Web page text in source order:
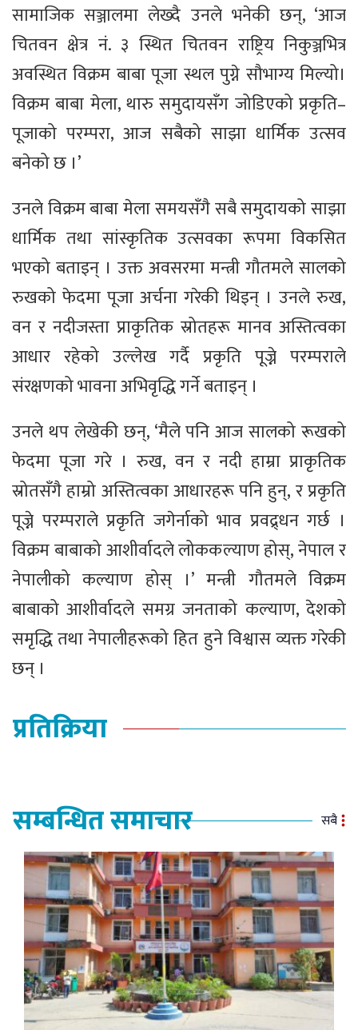
सामाजिक सञ्जालमा लेख्दै उनले भनेकी छन्, ‘आज
चितवन क्षेत्र नं. ३ स्थित चितवन राष्ट्रिय निकुञ्जभित्र
अवस्थित विक्रम बाबा पूजा स्थल पुग्ने सौभाग्य मिल्यो।
विक्रम बाबा मेला, थारु समुदायसँग जोडिएको प्रकृति–
पूजाको परम्परा, आज सबैको साझा धार्मिक उत्सव
बनेको छ ।’
उनले विक्रम बाबा मेला समयसँगै सबै समुदायको साझा
धार्मिक तथा सांस्कृतिक उत्सवका रूपमा विकसित
भएको बताइन् । उक्त अवसरमा मन्त्री गौतमले सालको
रुखको फेदमा पूजा अर्चना गरेकी थिइन् । उनले रुख,
वन र नदीजस्ता प्राकृतिक स्रोतहरू मानव अस्तित्वका
आधार रहेको उल्लेख गर्दै प्रकृति पूज्ने परम्पराले
संरक्षणको भावना अभिवृद्धि गर्ने बताइन् ।
उनले थप लेखेकी छन्, ‘मैले पनि आज सालको रूखको
फेदमा पूजा गरे । रुख, वन र नदी हाम्रा प्राकृतिक
स्रोतसँगै हाम्रो अस्तित्वका आधारहरू पनि हुन्, र प्रकृति
पूज्ने परम्पराले प्रकृति जगेर्नाको भाव प्रवद्र्धन गर्छ ।
विक्रम बाबाको आशीर्वादले लोककल्याण होस्, नेपाल र
नेपालीको कल्याण होस् ।’ मन्त्री गौतमले विक्रम
बाबाको आशीर्वादले समग्र जनताको कल्याण, देशको
समृद्धि तथा नेपालीहरूको हित हुने विश्वास व्यक्त गरेकी
छन् ।
प्रतिक्रिया
सम्बन्धित समाचार सबै